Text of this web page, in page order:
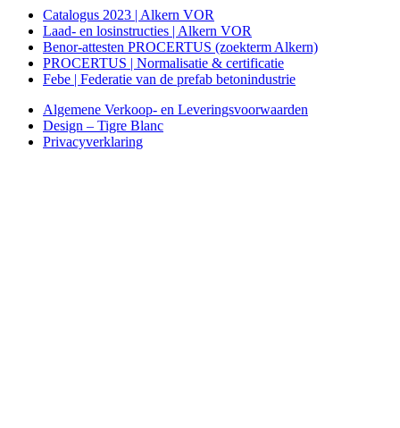
Catalogus 2023 | Alkern VOR
Laad- en losinstructies | Alkern VOR
Benor-attesten PROCERTUS (zoekterm Alkern)
PROCERTUS | Normalisatie & certificatie
Febe | Federatie van de prefab betonindustrie
Algemene Verkoop- en Leveringsvoorwaarden
Design – Tigre Blanc
Privacyverklaring